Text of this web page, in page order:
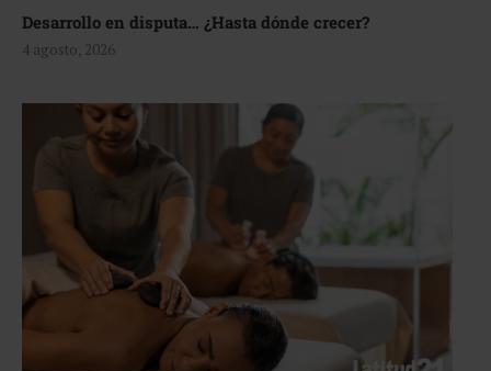
Desarrollo en disputa… ¿Hasta dónde crecer?
4 agosto, 2026